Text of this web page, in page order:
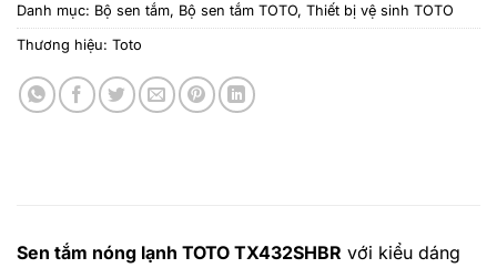
Danh mục: Bộ sen tắm, Bộ sen tắm TOTO, Thiết bị vệ sinh TOTO
Thương hiệu: Toto
Sen tắm nóng lạnh TOTO TX432SHBR với kiểu dáng